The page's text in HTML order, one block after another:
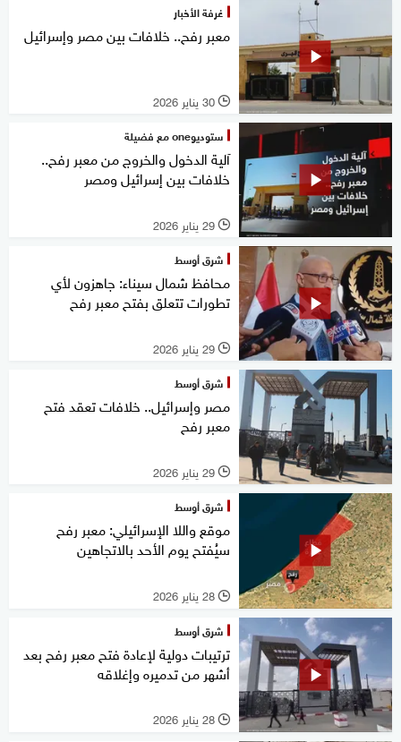
غرفة الأخبار
معبر رفح.. خلافات بين مصر وإسرائيل
l 30 يناير 2026
ستوديوone مع فضيلة
آلية الدخول والخروج من معبر رفح..
خلافات بين إسرائيل ومصر
l 29 يناير 2026
شرق أوسط
محافظ شمال سيناء: جاهزون لأي
تطورات تتعلق بفتح معبر رفح
l 29 يناير 2026
شرق أوسط
مصر وإسرائيل.. خلافات تعقد فتح
معبر رفح
l 29 يناير 2026
شرق أوسط
موقع واللا الإسرائيلي: معبر رفح
سيُفتح يوم الأحد بالاتجاهين
l 28 يناير 2026
شرق أوسط
ترتيبات دولية لإعادة فتح معبر رفح بعد
أشهر من تدميره وإغلاقه
l 28 يناير 2026